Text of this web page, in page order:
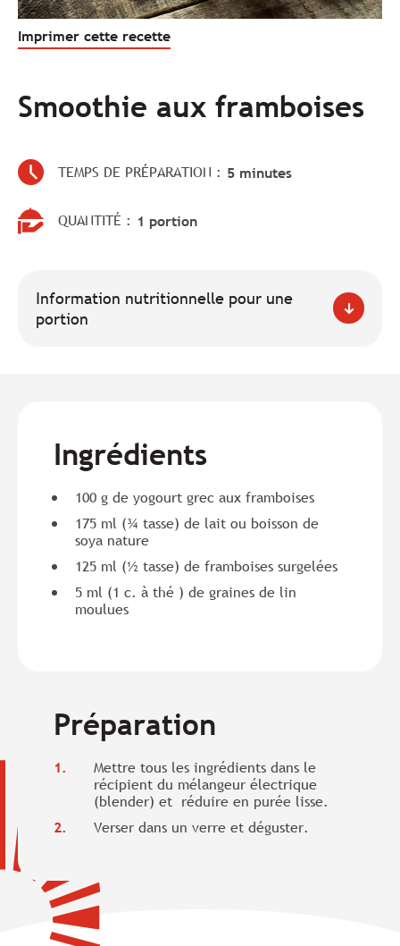
Imprimer cette recette
Smoothie aux framboises
TEMPS DE PRÉPARATION : 5 minutes
QUANTITÉ : 1 portion
Information nutritionnelle pour une
portion
Ingrédients
100 g de yogourt grec aux framboises
175 ml (¾ tasse) de lait ou boisson de
soya nature
125 ml (½ tasse) de framboises surgelées
5 ml (1 c. à thé ) de graines de lin
moulues
Préparation
Mettre tous les ingrédients dans le
récipient du mélangeur électrique
(blender) et réduire en purée lisse.
Verser dans un verre et déguster.